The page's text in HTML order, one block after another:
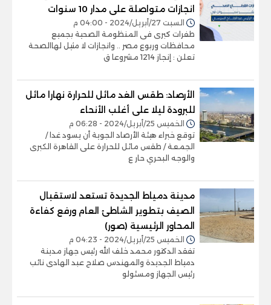
انجازات متواصلة على مدار 10 سنوات
السبت 27/أبريل/2024 - 04:00 م
طفرات كبرى فى المنظومة الصحية بجميع
محافظات وربوع مصر .. وانجازات لا مثيل لهاالصحة
تعلن : إنجاز 1214 مشروعا ق
الأرصاد: طقس الغد مائل للحرارة نهارا مائل
للبرودة ليلا على أغلب الأنحاء
الخميس 25/أبريل/2024 - 06:28 م
توقع خبراء هيئة الأرصاد الجوية أن يسود غدا /
الجمعة / طقس مائل للحرارة على القاهرة الكبرى
والوجه البحري حار ع
مدينة دمياط الجديدة تستعد لاستقبال
الصيف بتطوير الشاطئ العام ورفع كفاءة
المحاور الرئيسية (صور)
الخميس 25/أبريل/2024 - 04:23 م
تفقد الدكتور محمد خلف الله رئيس جهاز مدينة
دمياط الجديدة والمهندس صلاح عبد الهادى نائب
رئيس الجهاز ومسئولو